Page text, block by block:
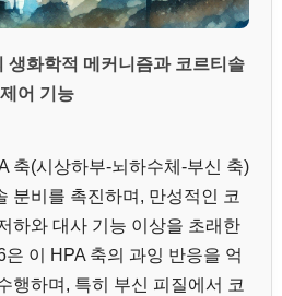
생화학적 메커니즘과 코르티솔
제어 기능
축(시상하부-뇌하수체-부신 축)
분비를 촉진하며, 만성적인 코
하와 대사 기능 이상을 초래한
이 HPA 축의 과잉 반응을 억
행하며, 특히 부신 피질에서 코